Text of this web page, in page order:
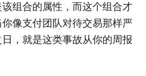
组合的属性，而这个组合才
像支付团队对待交易那样严
，就是这类事故从你的周报